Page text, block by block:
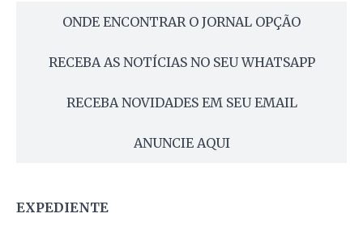
ONDE ENCONTRAR O JORNAL OPÇÃO
RECEBA AS NOTÍCIAS NO SEU WHATSAPP
RECEBA NOVIDADES EM SEU EMAIL
ANUNCIE AQUI
EXPEDIENTE